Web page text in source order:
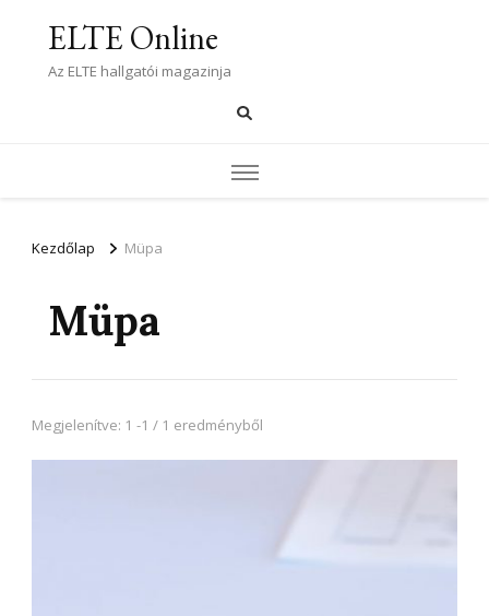
ELTE Online
Az ELTE hallgatói magazinja
Kezdőlap Müpa
Müpa
Megjelenítve: 1 -1 / 1 eredményből